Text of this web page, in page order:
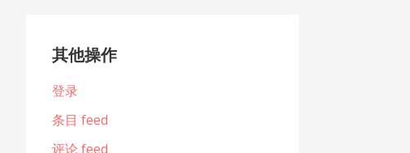
其他操作
登录
条目 feed
评论 feed